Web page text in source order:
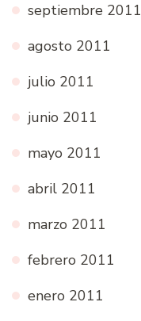
septiembre 2011
agosto 2011
julio 2011
junio 2011
mayo 2011
abril 2011
marzo 2011
febrero 2011
enero 2011